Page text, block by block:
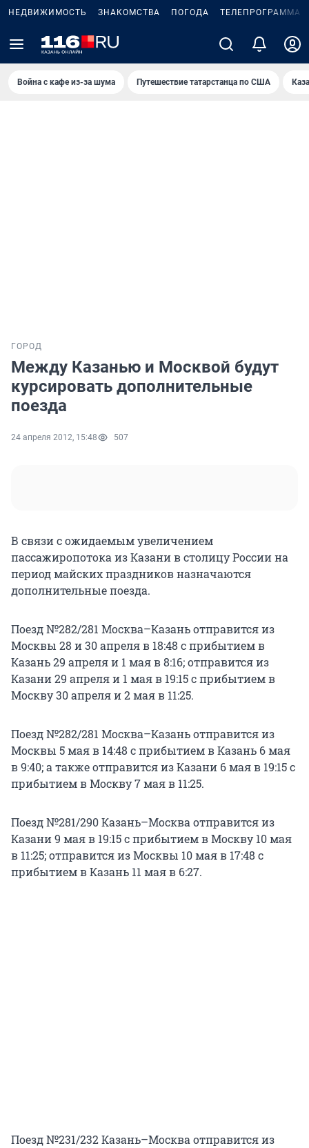
НЕДВИЖИМОСТЬ ЗНАКОМСТВА ПОГОДА ТЕЛЕПРОГРАММА
Война с кафе из-за шума Путешествие татарстанца по США
ГОРОД
Между Казанью и Москвой будут
курсировать дополнительные
поезда
24 апреля 2012, 15:48 507
В связи с ожидаемым увеличением
пассажиропотока из Казани в столицу России на
период майских праздников назначаются
дополнительные поезда.
Поезд №282/281 Москва–Казань отправится из
Москвы 28 и 30 апреля в 18:48 с прибытием в
Казань 29 апреля и 1 мая в 8:16; отправится из
Казани 29 апреля и 1 мая в 19:15 с прибытием в
Москву 30 апреля и 2 мая в 11:25.
Поезд №282/281 Москва–Казань отправится из
Москвы 5 мая в 14:48 с прибытием в Казань 6 мая
в 9:40; а также отправится из Казани 6 мая в 19:15 с
прибытием в Москву 7 мая в 11:25.
Поезд №281/290 Казань–Москва отправится из
Казани 9 мая в 19:15 с прибытием в Москву 10 мая
в 11:25; отправится из Москвы 10 мая в 17:48 с
прибытием в Казань 11 мая в 6:27.
Поезд №231/232 Казань–Москва отправится из